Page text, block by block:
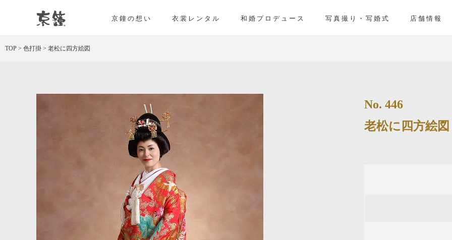
京都・東京で和装、和婚プロデュースなら「京鐘」
京鐘の想い 衣裳レンタル 和婚プロデュース 写真撮り・写婚式 店舗情報
TOP > 色打掛 > 老松に四方絵図
No. 446
老松に四方絵図